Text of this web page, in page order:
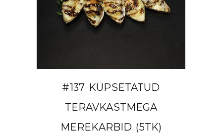
LISA KORVI
#137 KÜPSETATUD
TERAVKASTMEGA
MEREKARBID (5TK)